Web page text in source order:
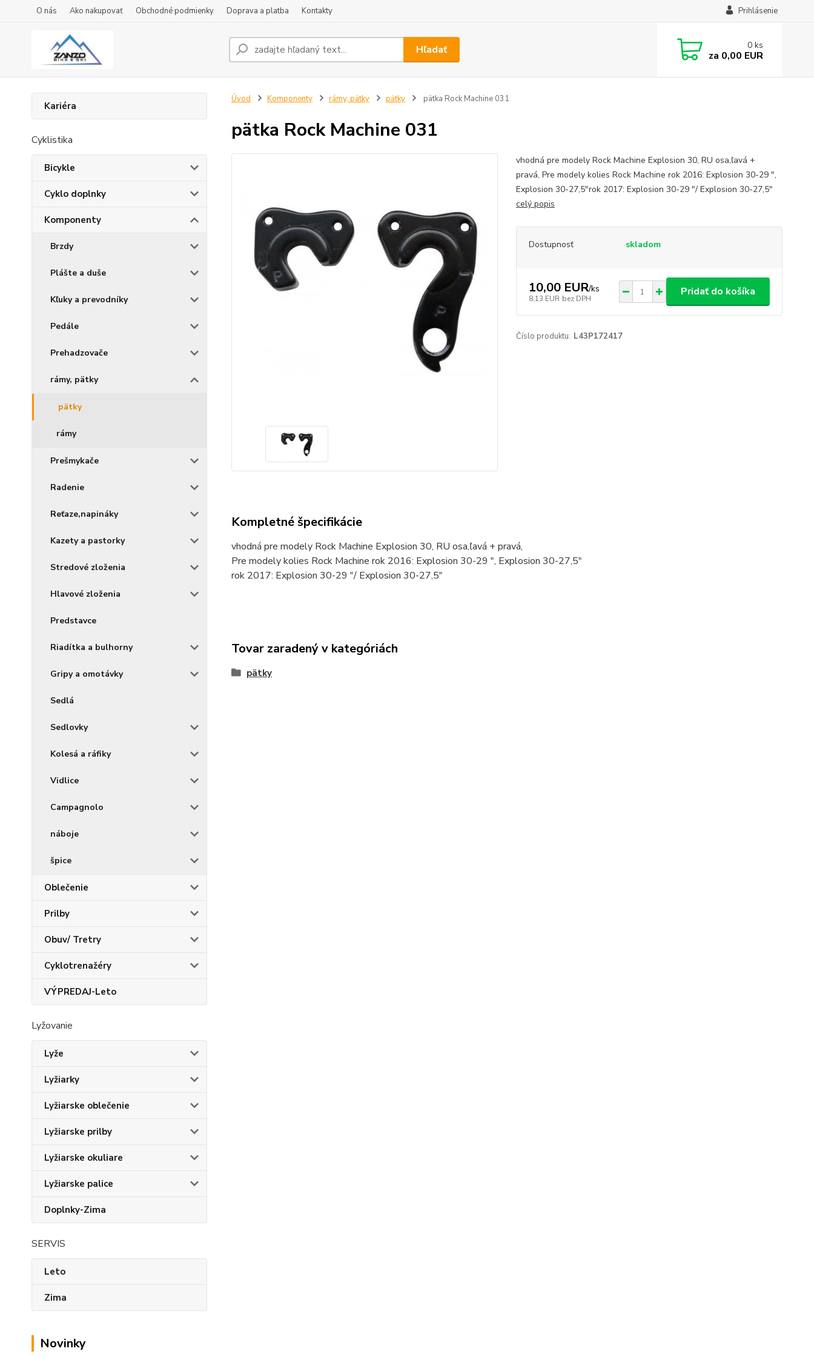
O nás Ako nakupovať Obchodné podmienky Doprava a platba Kontakty Prihlásenie
Hľadať 0 ks
za 0,00 EUR
Kariéra
Cyklistika
Bicykle
Cyklo doplnky
Komponenty
Brzdy
Plášte a duše
Kľuky a prevodníky
Pedále
Prehadzovače
rámy, pätky
pätky
rámy
Prešmykače
Radenie
Reťaze,napináky
Kazety a pastorky
Stredové zloženia
Hlavové zloženia
Predstavce
Riadítka a bulhorny
Gripy a omotávky
Sedlá
Sedlovky
Kolesá a ráfiky
Vidlice
Campagnolo
náboje
špice
Oblečenie
Prilby
Obuv/ Tretry
Cyklotrenažéry
VÝPREDAJ-Leto
Lyžovanie
Lyže
Lyžiarky
Lyžiarske oblečenie
Lyžiarske prilby
Lyžiarske okuliare
Lyžiarske palice
Doplnky-Zima
SERVIS
Leto
Zima
Novinky
Úvod Komponenty rámy, pätky pätky pätka Rock Machine 031
pätka Rock Machine 031
vhodná pre modely Rock Machine Explosion 30, RU osa,ľavá +
pravá, Pre modely kolies Rock Machine rok 2016: Explosion 30-29 ",
Explosion 30-27,5"rok 2017: Explosion 30-29 "/ Explosion 30-27,5"
celý popis
Dostupnosť skladom
10,00 EUR/ks
8,13 EUR bez DPH
Pridať do košíka
Číslo produktu: L43P172417
Kompletné špecifikácie
vhodná pre modely Rock Machine Explosion 30, RU osa,ľavá + pravá,
Pre modely kolies Rock Machine rok 2016: Explosion 30-29 ", Explosion 30-27,5"
rok 2017: Explosion 30-29 "/ Explosion 30-27,5"
Tovar zaradený v kategóriách
pätky